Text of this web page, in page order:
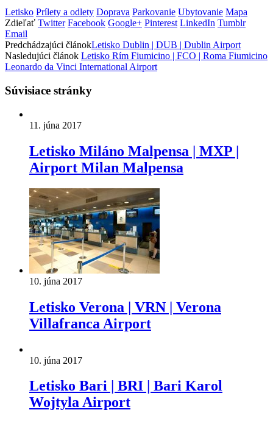
Letisko Prílety a odlety Doprava Parkovanie Ubytovanie Mapa
Zdieľať Twitter Facebook Google+ Pinterest LinkedIn Tumblr
Email
Predchádzajúci článokLetisko Dublin | DUB | Dublin Airport
Nasledujúci článok Letisko Rím Fiumicino | FCO | Roma Fiumicino
Leonardo da Vinci International Airport
Súvisiace stránky
11. júna 2017
Letisko Miláno Malpensa | MXP |
Airport Milan Malpensa
10. júna 2017
Letisko Verona | VRN | Verona
Villafranca Airport
10. júna 2017
Letisko Bari | BRI | Bari Karol
Wojtyla Airport